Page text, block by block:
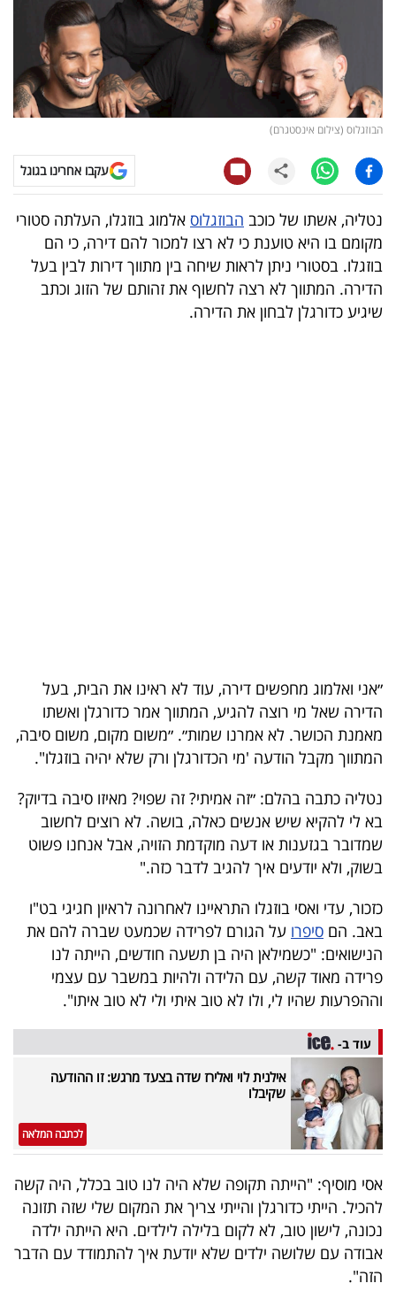
רכילות
עסקית
קריפטו
ויראלי
טלוויזיה
עסקי
ספורט
TOP-
5
המילון
הכלכלי
פודקאסט
40
UNDER
40
שיתופי
פעולה
דרושים
ניוזלטרים
מייל
אדום
הבוזגלוס (צילום אינסטגרם)
עקבו אחרינו בגוגל
נטליה, אשתו של כוכב הבוזגלוס אלמוג בוזגלו, העלתה סטורי
מקומם בו היא טוענת כי לא רצו למכור להם דירה, כי הם
בוזגלו. בסטורי ניתן לראות שיחה בין מתווך דירות לבין בעל
הדירה. המתווך לא רצה לחשוף את זהותם של הזוג וכתב
שיגיע כדורגלן לבחון את הדירה.
״אני ואלמוג מחפשים דירה, עוד לא ראינו את הבית, בעל
הדירה שאל מי רוצה להגיע, המתווך אמר כדורגלן ואשתו
מאמנת הכושר. לא אמרנו שמות״. ״משום מקום, משום סיבה,
המתווך מקבל הודעה 'מי הכדורגלן ורק שלא יהיה בוזגלו".
נטליה כתבה בהלם: ״זה אמיתי? זה שפוי? מאיזו סיבה בדיוק?
בא לי להקיא שיש אנשים כאלה, בושה. לא רוצים לחשוב
שמדובר בגזענות או דעה מוקדמת הזויה, אבל אנחנו פשוט
בשוק, ולא יודעים איך להגיב לדבר כזה."
כזכור, עדי ואסי בוזגלו התראיינו לאחרונה לראיון חגיגי בט"ו
באב. הם סיפרו על הגורם לפרידה שכמעט שברה להם את
הנישואים: "כשמילאן היה בן תשעה חודשים, הייתה לנו
פרידה מאוד קשה, עם הלידה ולהיות במשבר עם עצמי
וההפרעות שהיו לי, ולו לא טוב איתי ולי לא טוב איתו".
עוד ב-
אילנית לוי ואלירז שדה בצעד מרגש: זו ההודעה
שקיבלו
לכתבה המלאה
אסי מוסיף: "הייתה תקופה שלא היה לנו טוב בכלל, היה קשה
להכיל. הייתי כדורגלן והייתי צריך את המקום שלי שזה תזונה
נכונה, לישון טוב, לא לקום בלילה לילדים. היא הייתה ילדה
אבודה עם שלושה ילדים שלא יודעת איך להתמודד עם הדבר
הזה".